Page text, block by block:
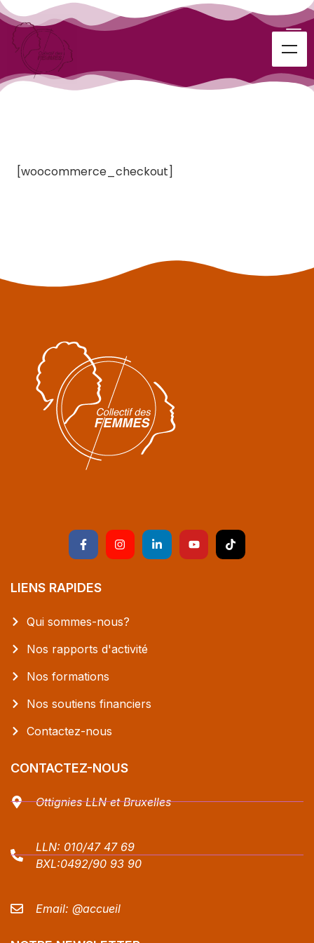
[woocommerce_checkout]
LIENS RAPIDES
Qui sommes-nous?
Nos rapports d'activité
Nos formations
Nos soutiens financiers
Contactez-nous
CONTACTEZ-NOUS
Ottignies LLN et Bruxelles
LLN: 010/47 47 69
BXL:0492/90 93 90
Email: @accueil